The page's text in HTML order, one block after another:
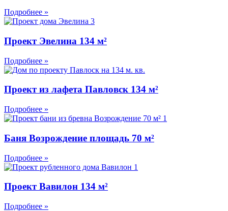
Подробнее »
Проект Эвелина 134 м²
Подробнее »
Проект из лафета Павловск 134 м²
Подробнее »
Баня Возрождение площадь 70 м²
Подробнее »
Проект Вавилон 134 м²
Подробнее »